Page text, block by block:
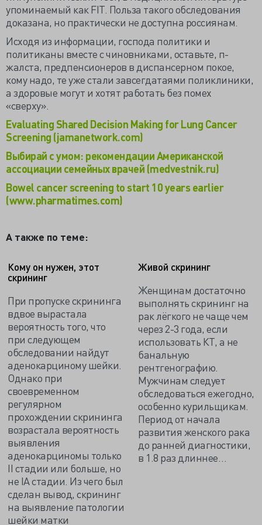
упоминаемый как FIT. Польза такого обследования
доказана, но практически не доступна россиянам.
Исходя из информации, господа политики и
политиканы вместе с чиновниками, оставьте, п-
жалста, предпенсионеров в диспансерном покое,
кому надо, те уже стали завсегдатаями поликлиники,
а здоровые могут и хотят работать без помех
«сверху».
Evaluating Shared Decision Making for Lung Cancer
Screening (jamanetwork.com)
Выбирай с умом: рекомендации Американской
ассоциации семейных врачей (medvestnik.ru)
Bowel cancer screening to start 10 years earlier
(www.pharmatimes.com)
А также по теме:
Кому он нужен, этот
скрининг
При пропуске скрининга
вдвое вырастала
вероятность того, что
при следующем
обследовании найдут
аденокарциному шейки.
Однако при
своевременном
регулярном
прохождении скрининга
возрастала вероятность
выявления
аденокарциномы только
II стадии или больше, но
не IA стадии. Из чего был
сделан вывод, скрининг
на выявление патологии
шейки матки
Живой скрининг
Женщинам достаточно
выполнять скрининг на
рак лёгкого не чаще чем
через 2-3 года, если
использовать КТ, а не
банальную
рентгенографию.
Мужчинам следует
обследоваться ежегодно,
особенно курильщикам.
Период от начала
развития женского рака
до ранней диагностики,
в 1.8 раз длиннее…